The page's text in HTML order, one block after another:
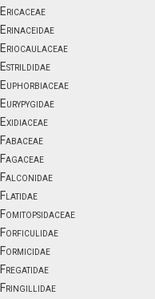
Ericaceae
Erinaceidae
Eriocaulaceae
Estrildidae
Euphorbiaceae
Eurypygidae
Exidiaceae
Fabaceae
Fagaceae
Falconidae
Flatidae
Fomitopsidaceae
Forficulidae
Formicidae
Fregatidae
Fringillidae